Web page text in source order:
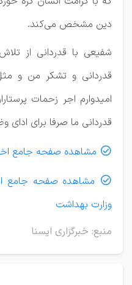
دین مشخص می‌کند.
شفیعی با قدردانی از
قدردانی و تشکر من و
امیدوارم اجر زحمات
قدردانی ما صرفا برای
 مشاهده صفحه جامع

مشاهده صفحه جامع
وزارت بهداشت
منبع: خبرگزاری ایسنا